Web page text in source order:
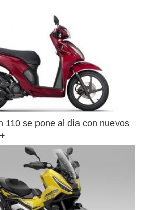
110 se pone al día con nuevos